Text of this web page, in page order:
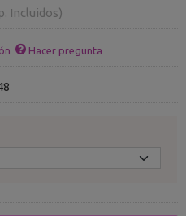
Incluidos)
Hacer pregunta